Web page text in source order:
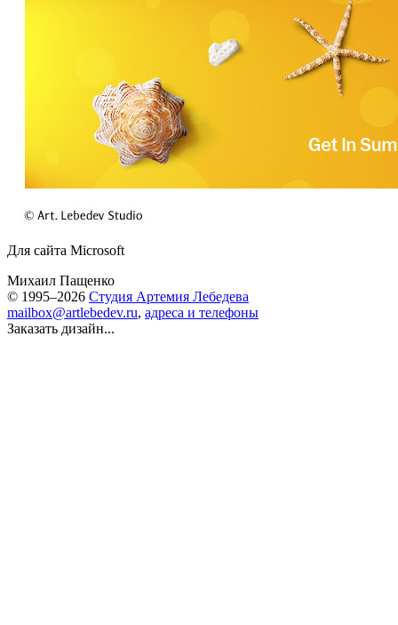
Для сайта Microsoft
Михаил Пащенко
© 1995–2026 Студия Артемия Лебедева
mailbox@artlebedev.ru, адреса и телефоны
Заказать дизайн...